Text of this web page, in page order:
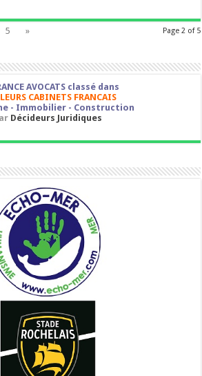
Page 2 of 5
5 »
AVOCATS classé dans
CABINETS FRANCAIS
- Immobilier - Construction
Décideurs Juridiques